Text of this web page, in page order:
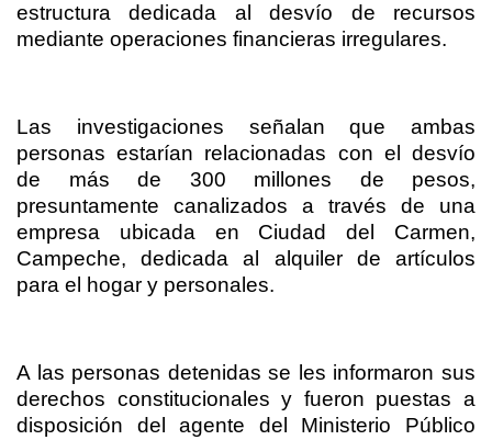
estructura dedicada al desvío de recursos
mediante operaciones financieras irregulares.
Las investigaciones señalan que ambas
personas estarían relacionadas con el desvío
de más de 300 millones de pesos,
presuntamente canalizados a través de una
empresa ubicada en Ciudad del Carmen,
Campeche, dedicada al alquiler de artículos
para el hogar y personales.
A las personas detenidas se les informaron sus
derechos constitucionales y fueron puestas a
disposición del agente del Ministerio Público